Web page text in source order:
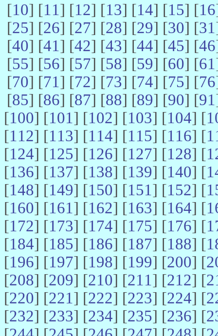
[10] [11] [12] [13] [14] [15] [16
[25] [26] [27] [28] [29] [30] [31
[40] [41] [42] [43] [44] [45] [46
[55] [56] [57] [58] [59] [60] [61
[70] [71] [72] [73] [74] [75] [76
[85] [86] [87] [88] [89] [90] [91
[100] [101] [102] [103] [104] [
[112] [113] [114] [115] [116] [
[124] [125] [126] [127] [128] [
[136] [137] [138] [139] [140] [
[148] [149] [150] [151] [152] [
[160] [161] [162] [163] [164] [
[172] [173] [174] [175] [176] [
[184] [185] [186] [187] [188] [
[196] [197] [198] [199] [200] [
[208] [209] [210] [211] [212] [
[220] [221] [222] [223] [224] [
[232] [233] [234] [235] [236] [